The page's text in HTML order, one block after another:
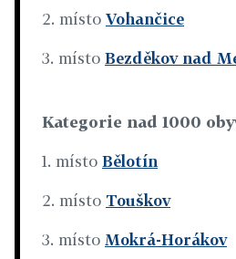
2. místo Vohančice
3. místo Bezděkov nad
Kategorie nad 1000
1. místo Bělotín
2. místo Touškov
3. místo Mokrá-Horákov